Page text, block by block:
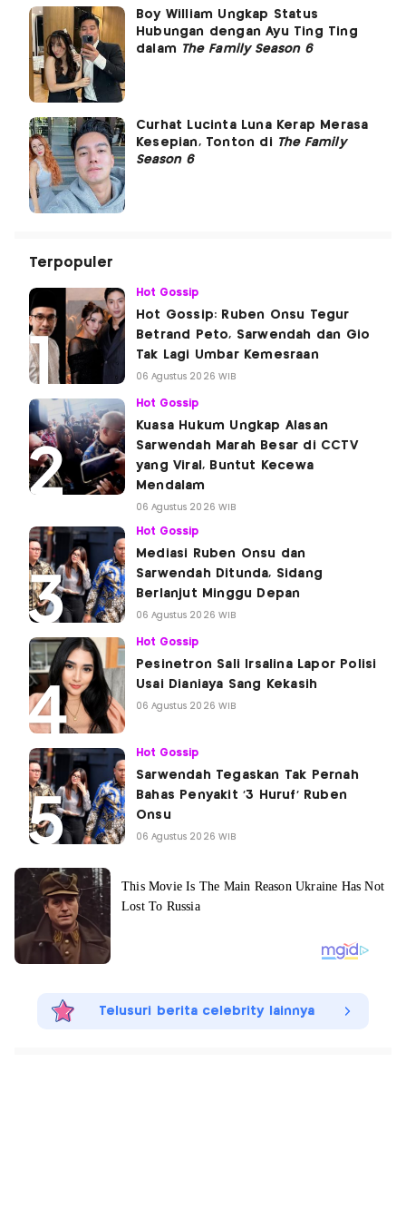
Boy William Ungkap Status
Hubungan dengan Ayu Ting Ting
dalam The Family Season 6
Curhat Lucinta Luna Kerap Merasa
Kesepian, Tonton di The Family
Season 6
Terpopuler
Hot Gossip
Hot Gossip: Ruben Onsu Tegur
Betrand Peto, Sarwendah dan Gio
Tak Lagi Umbar Kemesraan
06 Agustus 2026 WIB
Hot Gossip
Kuasa Hukum Ungkap Alasan
Sarwendah Marah Besar di CCTV
yang Viral, Buntut Kecewa
Mendalam
06 Agustus 2026 WIB
Hot Gossip
Mediasi Ruben Onsu dan
Sarwendah Ditunda, Sidang
Berlanjut Minggu Depan
06 Agustus 2026 WIB
Hot Gossip
Pesinetron Sali Irsalina Lapor Polisi
Usai Dianiaya Sang Kekasih
06 Agustus 2026 WIB
Hot Gossip
Sarwendah Tegaskan Tak Pernah
Bahas Penyakit '3 Huruf' Ruben
Onsu
06 Agustus 2026 WIB
Telusuri berita celebrity lainnya